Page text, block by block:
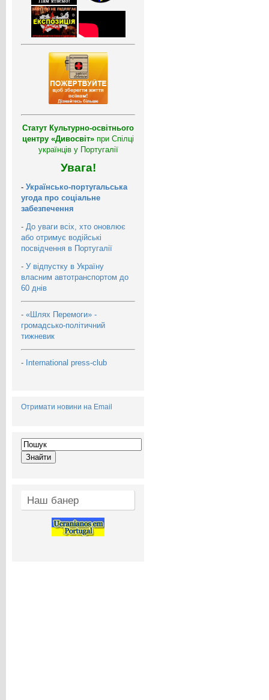
Статут Культурно-освітнього
центру «Дивосвіт» при Спілці
українців у Португалії
Увага!
- Українсько-португальська
угода про соціальне
забезпечення
- До уваги всіх, хто оновлює
або отримує водійські
посвідчення в Португалії
- У відпустку в Україну
власним автотранспортом до
60 днів
- «Шлях Перемоги» -
громадсько-політичний
тижневик
- International press-club
Отримати новини на Email
Наш банер